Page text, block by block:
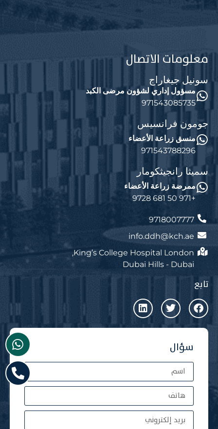
معلومات الاتصال
سونيل جيغاراج
مسؤول إداري لشؤون مرضى الكبد
971543085735
جومون فرانسيس
منسق زراعة الأعضاء
971543788296
سميثا رانجيثكومار
ممرضة زراعة الأعضاء
+971 50 681 9728
9718007777
info.ddh@kch.ae
King’s College Hospital London,
Dubai Hills - Dubai
تابع
سؤال